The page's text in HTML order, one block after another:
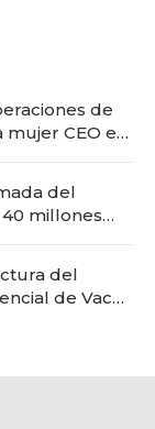
de
mujer CEO en
del
40 millones
del
de Vaca